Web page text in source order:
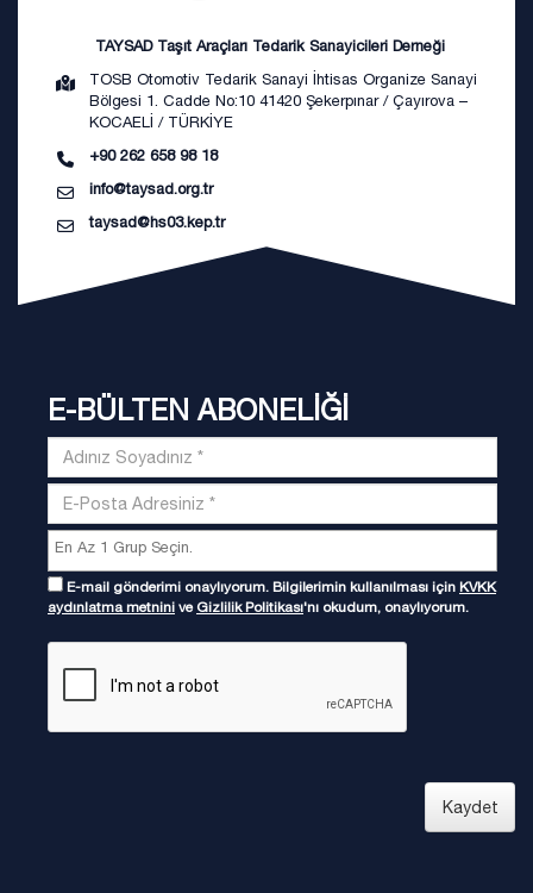
TAYSAD Taşıt Araçları Tedarik Sanayicileri Derneği
TOSB Otomotiv Tedarik Sanayi İhtisas Organize Sanayi
Bölgesi 1. Cadde No:10 41420 Şekerpınar / Çayırova –
KOCAELİ / TÜRKİYE
+90 262 658 98 18
info@taysad.org.tr
taysad@hs03.kep.tr
E-BÜLTEN ABONELİĞİ
E-mail gönderimi onaylıyorum. Bilgilerimin kullanılması için KVKK
aydınlatma metnini ve Gizlilik Politikası'nı okudum, onaylıyorum.
Kaydet